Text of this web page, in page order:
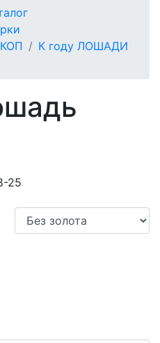
К году ЛОШАДИ
25